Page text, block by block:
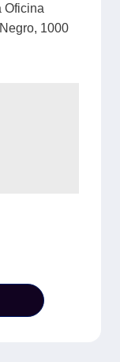
Oficina
1000